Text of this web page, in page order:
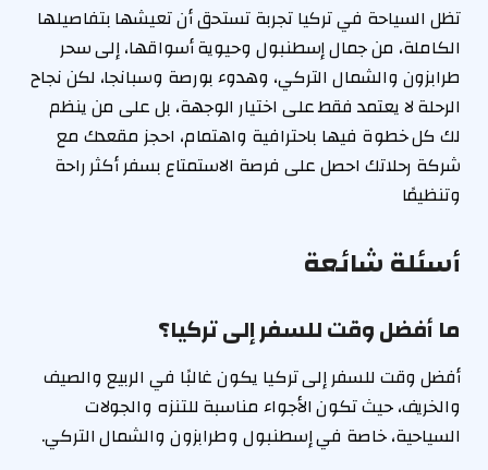
تظل السياحة في تركيا تجربة تستحق أن تعيشها بتفاصيلها
الكاملة، من جمال إسطنبول وحيوية أسواقها، إلى سحر
طرابزون والشمال التركي، وهدوء بورصة وسبانجا، لكن نجاح
الرحلة لا يعتمد فقط على اختيار الوجهة، بل على من ينظم
لك كل خطوة فيها باحترافية واهتمام، احجز مقعدك مع
شركة رحلاتك احصل على فرصة الاستمتاع بسفر أكثر راحة
وتنظيمًا
أسئلة شائعة
ما أفضل وقت للسفر إلى تركيا؟
أفضل وقت للسفر إلى تركيا يكون غالبًا في الربيع والصيف
والخريف، حيث تكون الأجواء مناسبة للتنزه والجولات
السياحية، خاصة في إسطنبول وطرابزون والشمال التركي.